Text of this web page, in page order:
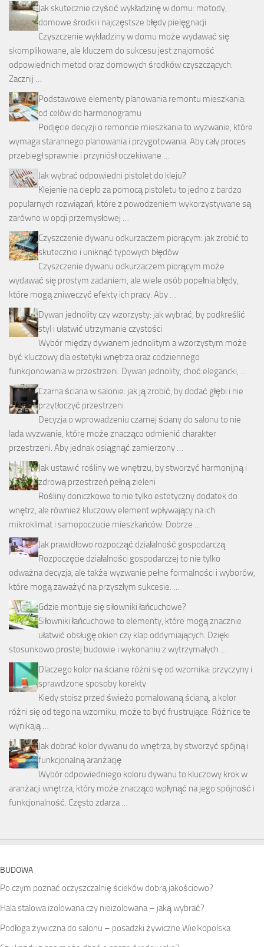
Jak skutecznie czyścić wykładzinę w domu: metody,
domowe środki i najczęstsze błędy pielęgnacji
Czyszczenie wykładziny w domu może wydawać się
skomplikowane, ale kluczem do sukcesu jest znajomość
odpowiednich metod oraz domowych środków czyszczących.
Zacznij …
Podstawowe elementy planowania remontu mieszkania:
od celów do harmonogramu
Podjęcie decyzji o remoncie mieszkania to wyzwanie, które
wymaga starannego planowania i przygotowania. Aby cały proces
przebiegł sprawnie i przyniósł oczekiwane …
Jak wybrać odpowiedni pistolet do kleju?
Klejenie na ciepło za pomocą pistoletu to jedno z bardzo
popularnych rozwiązań, które z powodzeniem wykorzystywane są
zarówno w opcji przemysłowej …
Czyszczenie dywanu odkurzaczem piorącym: jak zrobić to
skutecznie i uniknąć typowych błędów
Czyszczenie dywanu odkurzaczem piorącym może
wydawać się prostym zadaniem, ale wiele osób popełnia błędy,
które mogą zniweczyć efekty ich pracy. Aby …
Dywan jednolity czy wzorzysty: jak wybrać, by podkreślić
styl i ułatwić utrzymanie czystości
Wybór między dywanem jednolitym a wzorzystym może
być kluczowy dla estetyki wnętrza oraz codziennego
funkcjonowania w przestrzeni. Dywan jednolity, choć elegancki, …
Czarna ściana w salonie: jak ją zrobić, by dodać głębi i nie
przytłoczyć przestrzeni
Decyzja o wprowadzeniu czarnej ściany do salonu to nie
lada wyzwanie, które może znacząco odmienić charakter
przestrzeni. Aby jednak osiągnąć zamierzony …
Jak ustawić rośliny we wnętrzu, by stworzyć harmonijną i
zdrową przestrzeń pełną zieleni
Rośliny doniczkowe to nie tylko estetyczny dodatek do
wnętrz, ale również kluczowy element wpływający na ich
mikroklimat i samopoczucie mieszkańców. Dobrze …
Jak prawidłowo rozpocząć działalność gospodarczą
Rozpoczęcie działalności gospodarczej to nie tylko
odważna decyzja, ale także wyzwanie pełne formalności i wyborów,
które mogą zaważyć na przyszłym sukcesie. …
Gdzie montuje się siłowniki łańcuchowe?
Siłowniki łańcuchowe to elementy, które mogą znacznie
ułatwić obsługę okien czy klap oddymiających. Dzięki
stosunkowo prostej budowie i wykonaniu z wytrzymałych …
Dlaczego kolor na ścianie różni się od wzornika: przyczyny i
sprawdzone sposoby korekty
Kiedy stoisz przed świeżo pomalowaną ścianą, a kolor
różni się od tego na wzorniku, może to być frustrujące. Różnice te
wynikają …
Jak dobrać kolor dywanu do wnętrza, by stworzyć spójną i
funkcjonalną aranżację
Wybór odpowiedniego koloru dywanu to kluczowy krok w
aranżacji wnętrza, który może znacząco wpłynąć na jego spójność i
funkcjonalność. Często zdarza …
BUDOWA
Po czym poznać oczyszczalnię ścieków dobrą jakościowo?
Hala stalowa izolowana czy nieizolowana – jaką wybrać?
Podłoga żywiczna do salonu – posadzki żywiczne Wielkopolska